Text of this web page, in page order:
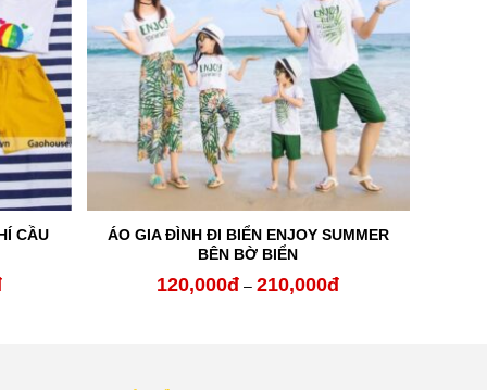
CẦU
Khoảng
ÁO GIA ĐÌNH ĐI BIỂN ENJOY SUMMER
BÊN BỜ BIỂN
120,000đ – 210,000đKhoảng